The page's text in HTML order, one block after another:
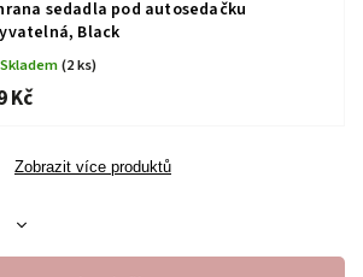
sedadla pod autosedačku
Black
Skladem(2 ks)
Kč
Zobrazit více produktů